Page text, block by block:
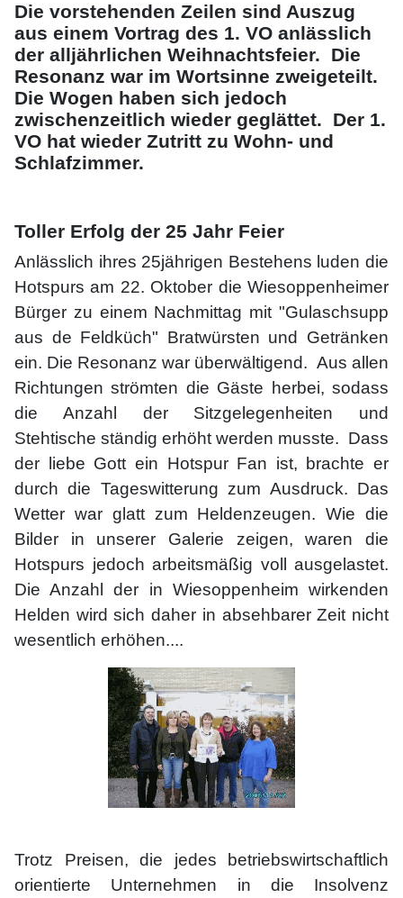
Die vorstehenden Zeilen sind Auszug
aus einem Vortrag des 1. VO anlässlich
der alljährlichen Weihnachtsfeier. Die
Resonanz war im Wortsinne zweigeteilt.
Die Wogen haben sich jedoch
zwischenzeitlich wieder geglättet. Der 1.
VO hat wieder Zutritt zu Wohn- und
Schlafzimmer.
Toller Erfolg der 25 Jahr Feier
Anlässlich ihres 25jährigen Bestehens luden die
Hotspurs am 22. Oktober die Wiesoppenheimer
Bürger zu einem Nachmittag mit "Gulaschsupp
aus de Feldküch" Bratwürsten und Getränken
ein. Die Resonanz war überwältigend. Aus allen
Richtungen strömten die Gäste herbei, sodass
die Anzahl der Sitzgelegenheiten und
Stehtische ständig erhöht werden musste. Dass
der liebe Gott ein Hotspur Fan ist, brachte er
durch die Tageswitterung zum Ausdruck. Das
Wetter war glatt zum Heldenzeugen. Wie die
Bilder in unserer Galerie zeigen, waren die
Hotspurs jedoch arbeitsmäßig voll ausgelastet.
Die Anzahl der in Wiesoppenheim wirkenden
Helden wird sich daher in absehbarer Zeit nicht
wesentlich erhöhen....
Trotz Preisen, die jedes betriebswirtschaftlich
orientierte Unternehmen in die Insolvenz